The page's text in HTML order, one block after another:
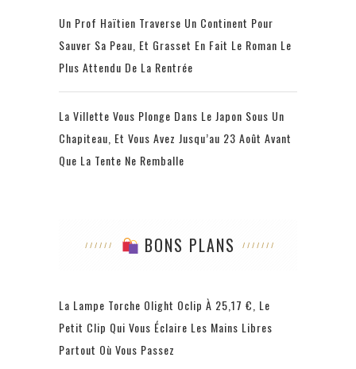
Un Prof Haïtien Traverse Un Continent Pour
Sauver Sa Peau, Et Grasset En Fait Le Roman Le
Plus Attendu De La Rentrée
La Villette Vous Plonge Dans Le Japon Sous Un
Chapiteau, Et Vous Avez Jusqu’au 23 Août Avant
Que La Tente Ne Remballe
BONS PLANS
La Lampe Torche Olight Oclip À 25,17 €, Le
Petit Clip Qui Vous Éclaire Les Mains Libres
Partout Où Vous Passez